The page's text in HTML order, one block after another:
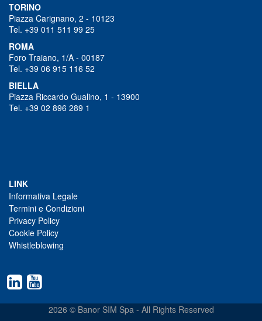
TORINO
Piazza Carignano, 2 - 10123
Tel. +39 011 511 99 25
ROMA
Foro Traiano, 1/A - 00187
Tel. +39 06 915 116 52
BIELLA
Piazza Riccardo Gualino, 1 - 13900
Tel. +39 02 896 289 1
LINK
Informativa Legale
Termini e Condizioni
Privacy Policy
Cookie Policy
Whistleblowing
2026 © Banor SIM Spa - All Rights Reserved